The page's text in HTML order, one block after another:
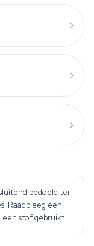
bedoeld ter
Raadpleeg een
stof gebruikt.